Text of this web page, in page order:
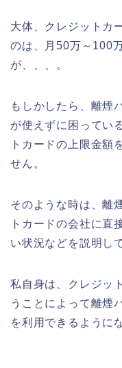
大体、クレジットカ
のは、月50万～100
が、、、。
もしかしたら、離煙
が使えずに困ってい
トカードの上限金額
せん。
そのような時は、離
トカードの会社に直
い状況などを説明し
私自身は、クレジッ
うことによって離煙
を利用できるように